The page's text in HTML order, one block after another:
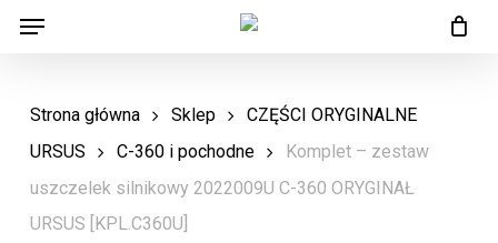
Skip
content
Menu
Strona główna Sklep
CZĘŚCI ORYGINALNE
URSUS
C-360 i pochodne
Komplet – zestaw
uszczelek silnikowy 2022009U C-360 ORYGINAŁ
URSUS [KPL.C360U]
Menu